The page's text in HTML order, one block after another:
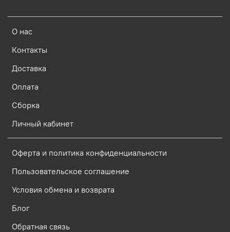
О нас
Контакты
Доставка
Оплата
Сборка
Личный кабинет
Оферта и политика конфиденциальности
Пользовательское соглашение
Условия обмена и возврата
Блог
Обратная связь